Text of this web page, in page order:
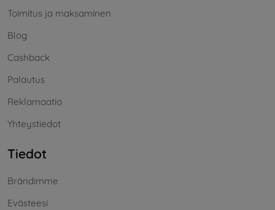
Toimitus ja maksaminen
Blog
Cashback
Palautus
Reklamaatio
Yhteystiedot
Tiedot
Brändimme
Evästeesi